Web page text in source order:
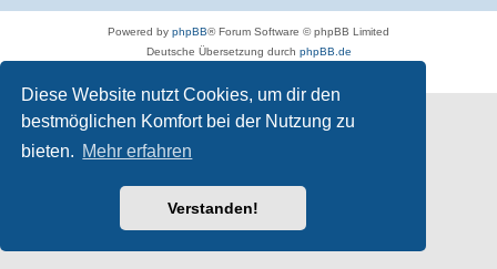
Diese Website nutzt Cookies, um dir den
bestmöglichen Komfort bei der Nutzung zu
bieten. Mehr erfahren
Verstanden!
Powered by phpBB® Forum Software © phpBB Limited
Deutsche Übersetzung durch phpBB.de